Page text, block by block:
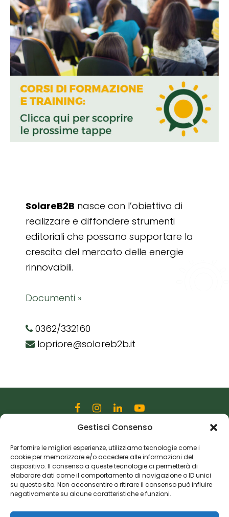
Gestisci Consenso
Per fornire le migliori esperienze, utilizziamo tecnologie come i
cookie per memorizzare e/o accedere alle informazioni del
dispositivo. Il consenso a queste tecnologie ci permetterà di
elaborare dati come il comportamento di navigazione o ID unici
su questo sito. Non acconsentire o ritirare il consenso può influire
negativamente su alcune caratteristiche e funzioni.
SolareB2B nasce con l’obiettivo di
realizzare e diffondere strumenti
editoriali che possano supportare la
crescita del mercato delle energie
rinnovabili.
Documenti »
0362/332160
lopriore@solareb2b.it
Via Martiri della Libertà, 28
20833 Giussano (MB)
P.I. 06982770965
Privacy Policy